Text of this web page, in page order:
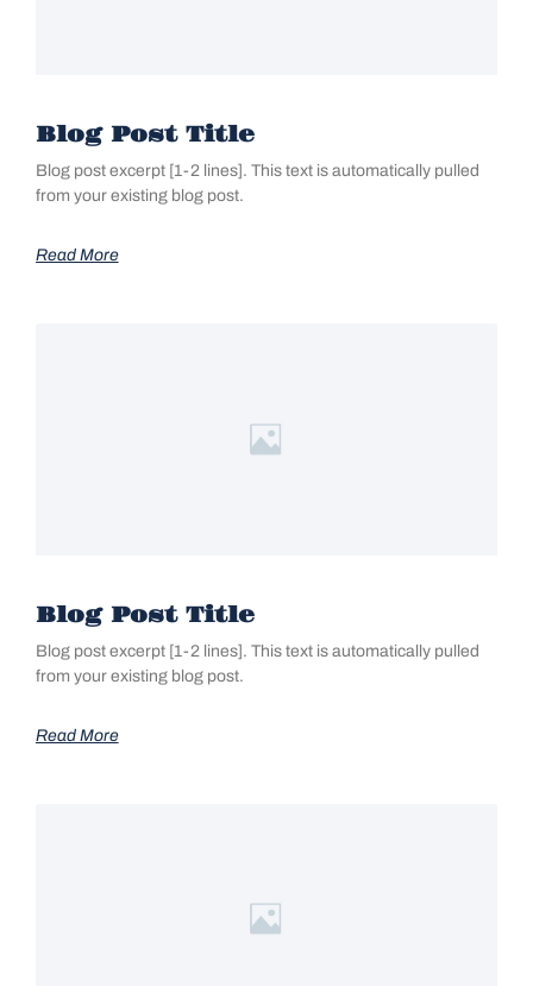
Blog Post Title
Blog post excerpt [1-2 lines]. This text is automatically pulled
from your existing blog post.
Read More
Blog Post Title
Blog post excerpt [1-2 lines]. This text is automatically pulled
from your existing blog post.
Read More